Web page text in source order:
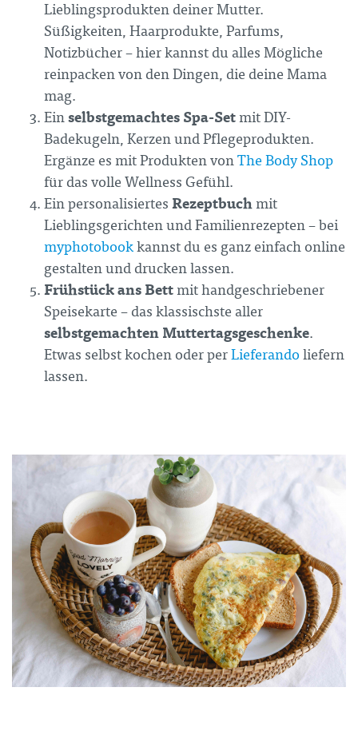
Lieblingsprodukten deiner Mutter.
Süßigkeiten, Haarprodukte, Parfums,
Notizbücher – hier kannst du alles Mögliche
reinpacken von den Dingen, die deine Mama
mag.
Einselbstgemachtes Spa-Setmit DIY-
Badekugeln, Kerzen und Pflegeprodukten.
Ergänze es mit Produkten vonThe Body Shop
für das volle Wellness Gefühl.
Ein personalisiertes Rezeptbuchmit
Lieblingsgerichten und Familienrezepten – bei
myphotobookkannst du es ganz einfach online
gestalten und drucken lassen.
Frühstück ans Bettmit handgeschriebener
Speisekarte – das klassischste aller
selbstgemachten Muttertagsgeschenke.
Etwas selbst kochen oder perLieferando liefern
lassen.